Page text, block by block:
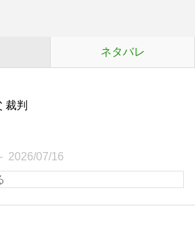
ネタバレ
裁判
2026/07/16